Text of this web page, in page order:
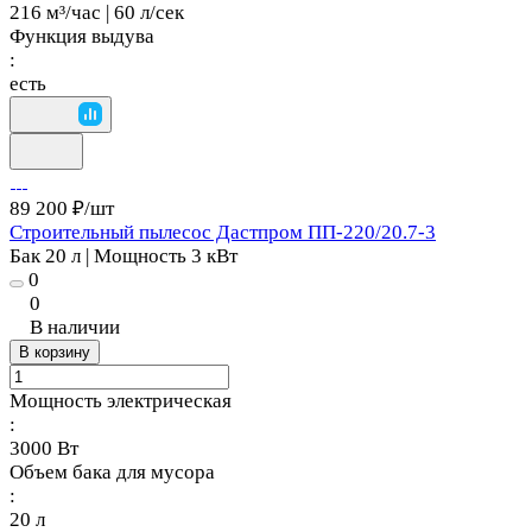
216 м³/час | 60 л/сек
Функция выдува
:
есть
89 200 ₽/шт
Строительный пылесос Дастпром ПП-220/20.7-3
Бак 20 л | Мощность 3 кВт
0
0
В наличии
В корзину
Мощность электрическая
:
3000 Вт
Объем бака для мусора
:
20 л